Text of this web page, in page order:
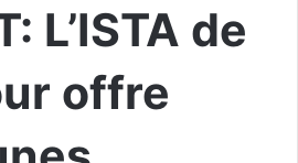
L’ISTA de
offre